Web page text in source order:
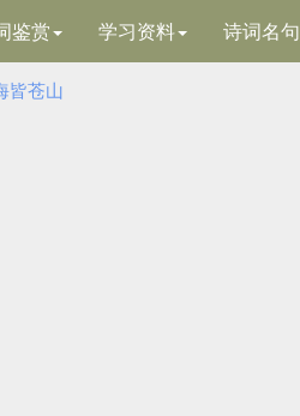
鉴赏 学习资料 诗词名句
皆苍山